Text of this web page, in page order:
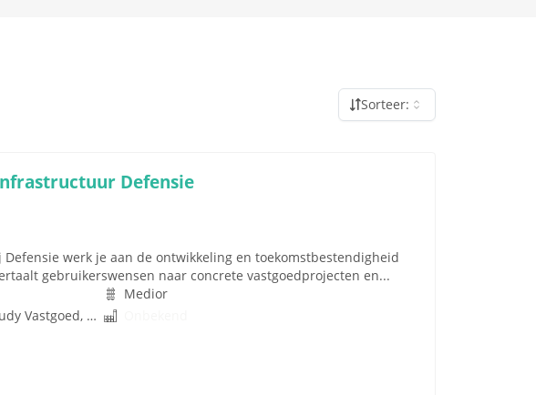
Sorteer:
Defensie
werk je aan de ontwikkeling en toekomstbestendigheid
gebruikerswensen naar concrete vastgoedprojecten en...
Medior
Bouwkunde, Civiele Techniek, study Vastgoed, Scheepswerktuigkundig, Infrastructuur, Ruimtelijke Ordening, Techniek